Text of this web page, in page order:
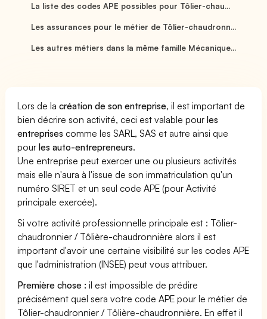
La liste des codes APE possibles pour Tôlier-chau...
Les assurances pour le métier de Tôlier-chaudronn...
Les autres métiers dans la même famille Mécanique...
Lors de lacréation de son entreprise, il est important de
bien décrire son activité, ceci est valable pourles
entreprises comme les SARL, SAS et autre ainsi que
pourles auto-entrepreneurs.
Une entreprise peut exercer une ou plusieurs activités
mais elle n'aura à l'issue de son immatriculation qu'un
numéro SIRET et un seul code APE (pour Activité
principale exercée).
Si votre activité professionnelle principale est : Tôlier-
chaudronnier / Tôlière-chaudronnière alors il est
important d'avoir une certaine visibilité sur les codes APE
que l'administration (INSEE) peut vous attribuer.
Première chose : il est impossible de prédire
précisément quel sera votre code APE pour le métier de
Tôlier-chaudronnier / Tôlière-chaudronnière. En effet il